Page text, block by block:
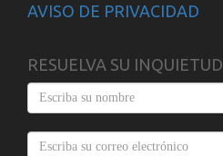
AVISO DE PRIVACIDAD
RESUELVA SU INQUIETUD